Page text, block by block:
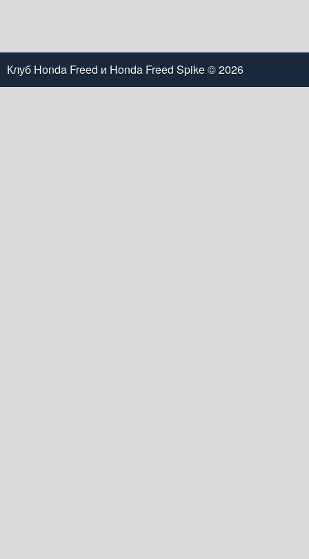
Клуб Honda Freed и Honda Freed Spike© 2026